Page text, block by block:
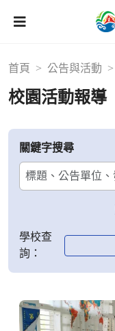
首頁 公告與活動
校園活動報導
關鍵字搜尋
學校查
詢：